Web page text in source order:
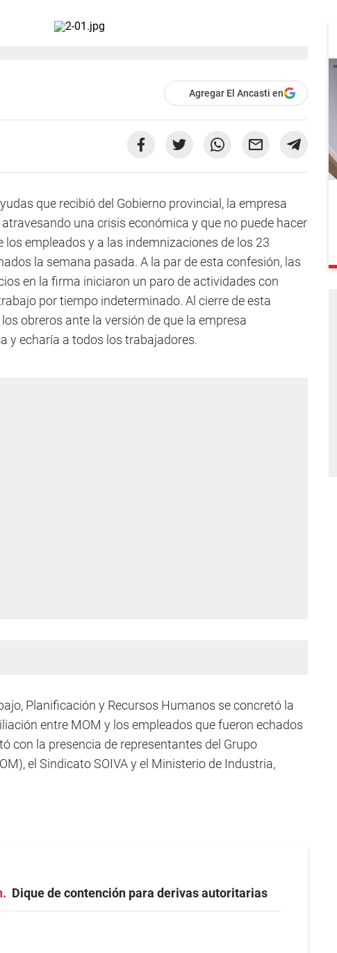
Agregar El Ancasti en
que recibió del Gobierno provincial, la empresa
una crisis económica y que no puede hacer
los empleados y a las indemnizaciones de los 23
la semana pasada. A la par de esta confesión, las
en la firma iniciaron un paro de actividades con
por tiempo indeterminado. Al cierre de esta
obreros ante la versión de que la empresa
y echaría a todos los trabajadores.
Planificación y Recursos Humanos se concretó la
entre MOM y los empleados que fueron echados
con la presencia de representantes del Grupo
el Sindicato SOIVA y el Ministerio de Industria,
Dique de contención para derivas autoritarias